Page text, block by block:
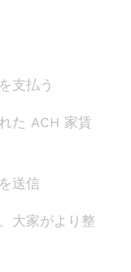
支払う
た ACH 家賃
送信
大家がより整